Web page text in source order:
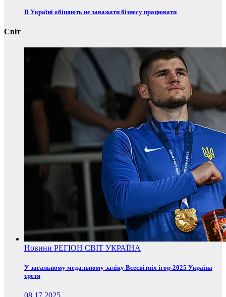
В Україні обіцяють не заважати бізнесу працювати
Світ
Новини РЕГІОН СВІТ УКРАЇНА
У загальному медальному заліку Всесвітніх ігор-2025 Україна
третя
08.17.2025